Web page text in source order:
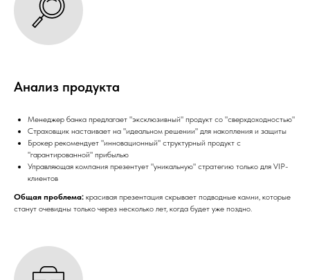
Анализ продукта
Менеджер банка предлагает "эксклюзивный" продукт со "сверхдоходностью"
Страховщик настаивает на "идеальном решении" для накопления и защиты
Брокер рекомендует "инновационный" структурный продукт с
"гарантированной" прибылью
Управляющая компания презентует "уникальную" стратегию только для VIP-
клиентов
Общая проблема: красивая презентация скрывает подводные камни, которые
станут очевидны только через несколько лет, когда будет уже поздно.